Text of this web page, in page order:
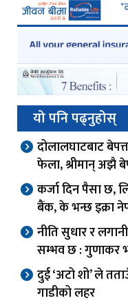
यो पनि पढ्नुहोस्
दोलालघाटबाट
फेला, श्रीमान् अझै
कर्जा दिन पैसा छ,
बैंक, के भन्छ इक्रा
नीति सुधार र
सम्भव छ : गुणाकर
दुई ‘अटो शो’ ले
गाडीको लहर